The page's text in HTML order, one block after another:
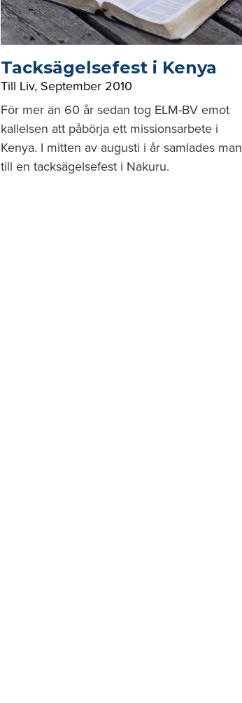
Tacksägelsefest i Kenya
Till Liv, September 2010
För mer än 60 år sedan tog ELM-BV emot
kallelsen att påbörja ett missionsarbete i
Kenya. I mitten av augusti i år samlades man
till en tacksägelsefest i Nakuru.